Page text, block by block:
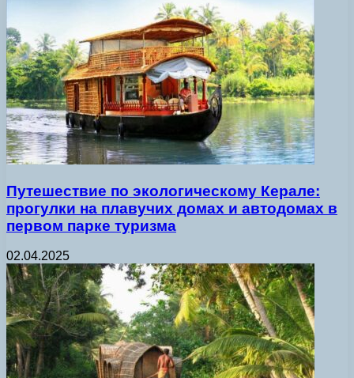
Путешествие по экологическому Керале:
прогулки на плавучих домах и автодомах в
первом парке туризма
02.04.2025